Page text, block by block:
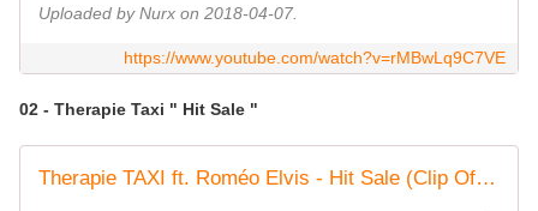
Uploaded by Nurx on 2018-04-07.
https://www.youtube.com/watch?v=rMBwLq9C7VE
02 - Therapie Taxi " Hit Sale "
Therapie TAXI ft. Roméo Elvis - Hit Sale (Clip Officiel) (1/3)